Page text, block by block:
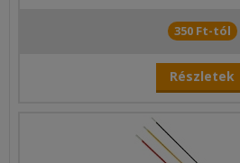
350 Ft-tól
Részletek